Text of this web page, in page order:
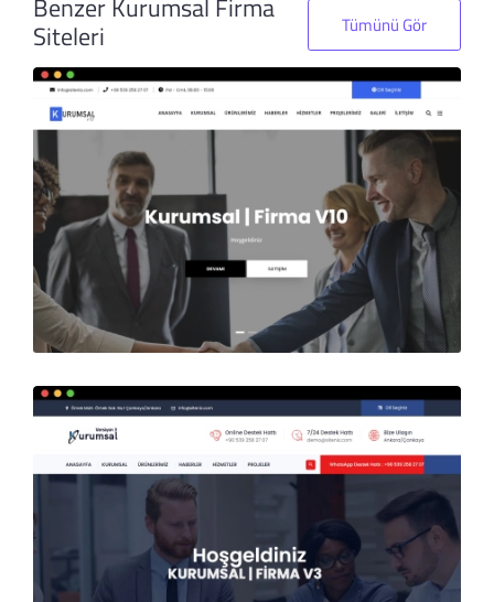
Siteleri Tümünü Gör